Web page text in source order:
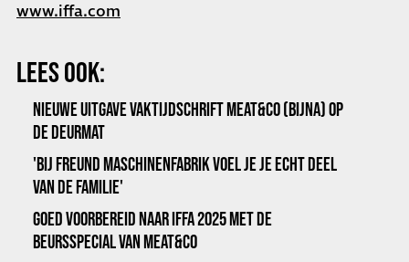
www.iffa.com
LEES OOK:
NIEUWE UITGAVE VAKTIJDSCHRIFT MEAT&CO (BIJNA) OP
DE DEURMAT
'BIJ FREUND MASCHINENFABRIK VOEL JE JE ECHT DEEL
VAN DE FAMILIE'
GOED VOORBEREID NAAR IFFA 2025 MET DE
BEURSSPECIAL VAN MEAT&CO